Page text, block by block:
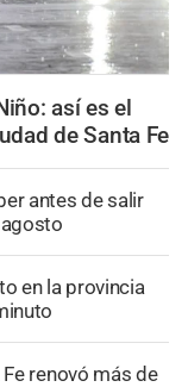
así es el
de Santa Fe
antes de salir
en la provincia
Fe renovó más de